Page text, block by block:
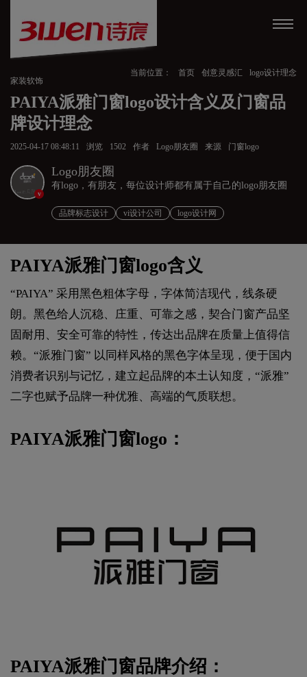
当前位置： 首页 创意灵感汇
logo设计理念
家装软饰
PAIYA派雅门窗logo设计含义及门窗品
牌设计理念
2025-04-17 08:48:11 浏览 1502 作者 Logo朋友圈 来源 门窗logo
v
Logo朋友圈
有logo，有朋友，每位设计师都有属于自己的logo朋友圈
品牌标志设计 vi设计公司 logo设计网
PAIYA派雅门窗logo含义
“PAIYA” 采用黑色粗体字母，字体简洁现代，线条硬
朗。黑色给人沉稳、庄重、可靠之感，契合门窗产品坚
固耐用、安全可靠的特性，传达出品牌在质量上值得信
赖。“派雅门窗” 以同样风格的黑色字体呈现，便于国内
消费者识别与记忆，建立起品牌的本土认知度，“派雅”
二字也赋予品牌一种优雅、高端的气质联想。
PAIYA派雅门窗logo：
PAIYA派雅门窗品牌介绍：